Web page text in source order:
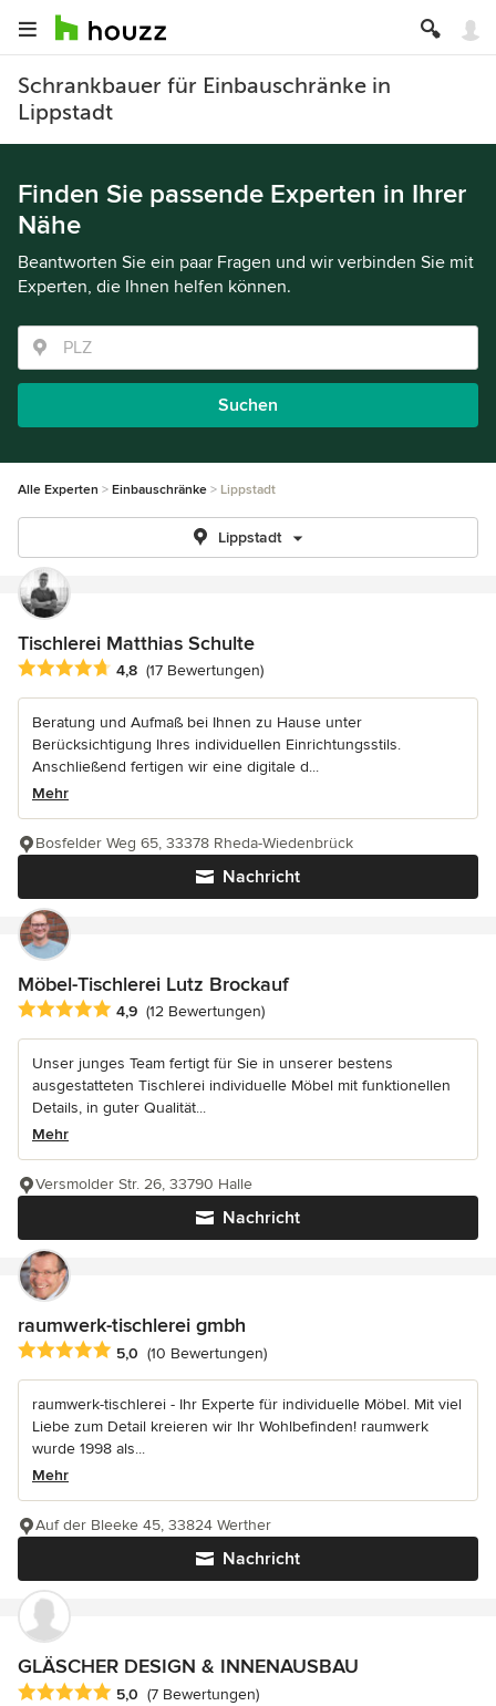
Schrankbauer für Einbauschränke in
Lippstadt
Finden Sie passende Experten in Ihrer
Nähe
Beantworten Sie ein paar Fragen und wir verbinden Sie mit
Experten, die Ihnen helfen können.
Suchen
Alle Experten Einbauschränke Lippstadt
Lippstadt
Tischlerei Matthias Schulte
Durchschnittliche Bewertung: 4.8 von 5 Sternen
4,8 (17 Bewertungen)
Beratung und Aufmaß bei Ihnen zu Hause unter
Berücksichtigung Ihres individuellen Einrichtungsstils.
Anschließend fertigen wir eine digitale d...
Mehr
Nachricht
Bosfelder Weg 65, 33378 Rheda-Wiedenbrück
Möbel-Tischlerei Lutz Brockauf
Durchschnittliche Bewertung: 4.9 von 5 Sternen
4,9 (12 Bewertungen)
Unser junges Team fertigt für Sie in unserer bestens
ausgestatteten Tischlerei individuelle Möbel mit funktionellen
Details, in guter Qualität...
Mehr
Nachricht
Versmolder Str. 26, 33790 Halle
raumwerk-tischlerei gmbh
Durchschnittliche Bewertung: 5 von 5 Sternen
5,0 (10 Bewertungen)
raumwerk-tischlerei - Ihr Experte für individuelle Möbel. Mit viel
Liebe zum Detail kreieren wir Ihr Wohlbefinden! raumwerk
wurde 1998 als...
Mehr
Nachricht
Auf der Bleeke 45, 33824 Werther
GLÄSCHER DESIGN & INNENAUSBAU
Durchschnittliche Bewertung: 5 von 5 Sternen
5,0 (7 Bewertungen)